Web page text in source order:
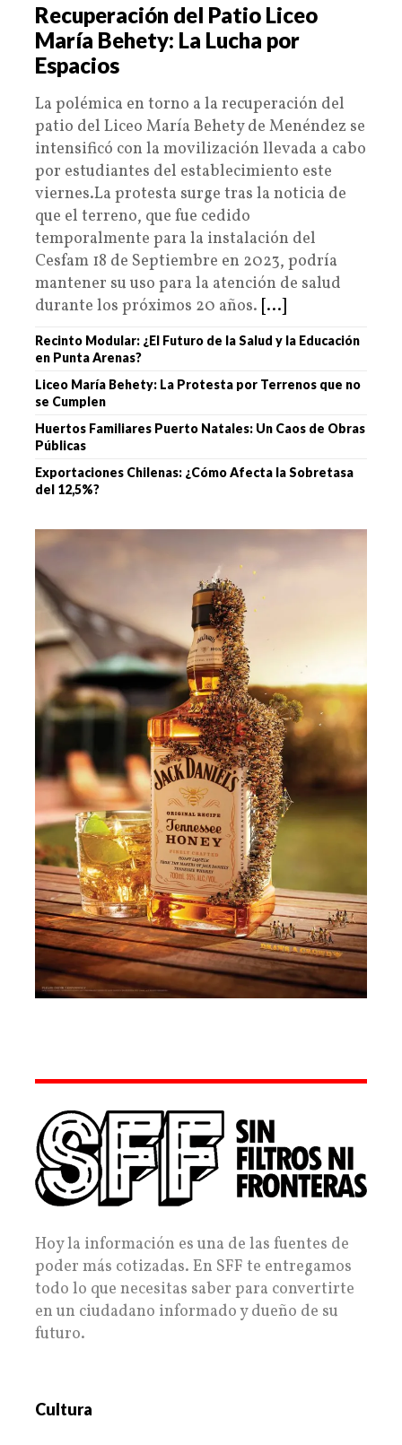
Recuperación del Patio Liceo
María Behety: La Lucha por
Espacios
La polémica en torno a la recuperación del
patio del Liceo María Behety de Menéndez se
intensificó con la movilización llevada a cabo
por estudiantes del establecimiento este
viernes.La protesta surge tras la noticia de
que el terreno, que fue cedido
temporalmente para la instalación del
Cesfam 18 de Septiembre en 2023, podría
mantener su uso para la atención de salud
durante los próximos 20 años. [...]
Recinto Modular: ¿El Futuro de la Salud y la Educación
en Punta Arenas?
Liceo María Behety: La Protesta por Terrenos que no
se Cumplen
Huertos Familiares Puerto Natales: Un Caos de Obras
Públicas
Exportaciones Chilenas: ¿Cómo Afecta la Sobretasa
del 12,5%?
Hoy la información es una de las fuentes de
poder más cotizadas. En SFF te entregamos
todo lo que necesitas saber para convertirte
en un ciudadano informado y dueño de su
futuro.
Cultura